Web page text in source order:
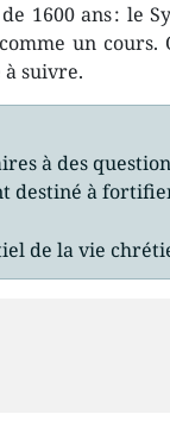
1600 ans : le
un cours.
suivre.
à des
destiné à
de la vie